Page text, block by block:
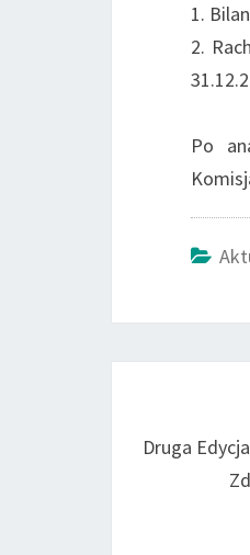
1.
2.
Po
Druga